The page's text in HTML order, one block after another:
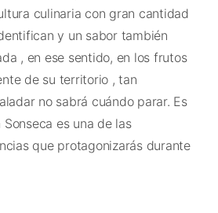
culinaria con gran cantidad
y un sabor también
, en ese sentido, en los frutos
de su territorio , tan
no sabrá cuándo parar. Es
es una de las
que protagonizarás durante